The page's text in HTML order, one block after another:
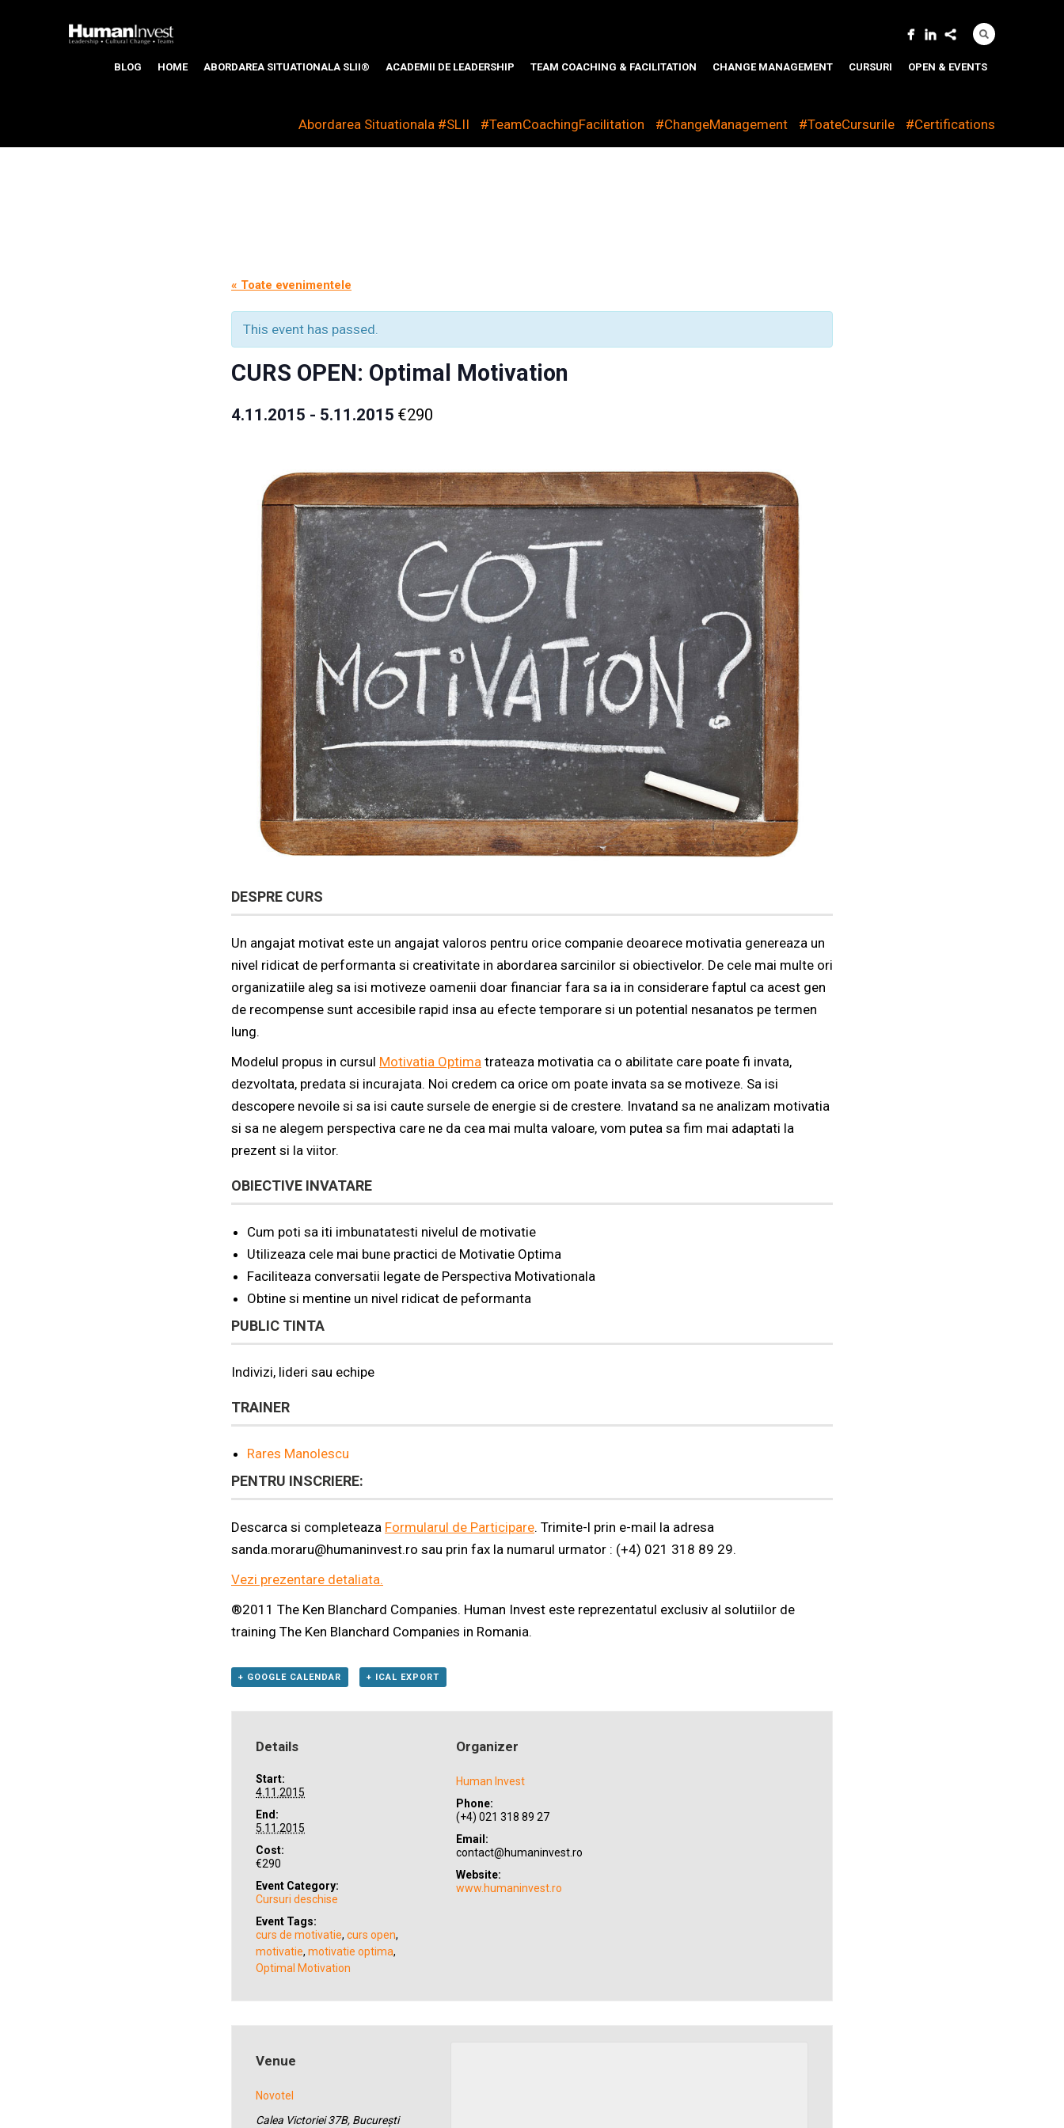
BLOG HOME ABORDAREA SITUATIONALA SLII® ACADEMII DE LEADERSHIP TEAM COACHING & FACILITATION CHANGE MANAGEMENT CURSURI OPEN & EVENTS
Abordarea Situationala #SLII #TeamCoachingFacilitation #ChangeManagement #ToateCursurile #Certifications
« Toate evenimentele
This event has passed.
CURS OPEN: Optimal Motivation
4.11.2015 - 5.11.2015 €290
DESPRE CURS
Un angajat motivat este un angajat valoros pentru orice companie deoarece motivatia genereaza un
nivel ridicat de performanta si creativitate in abordarea sarcinilor si obiectivelor. De cele mai multe ori
organizatiile aleg sa isi motiveze oamenii doar financiar fara sa ia in considerare faptul ca acest gen
de recompense sunt accesibile rapid insa au efecte temporare si un potential nesanatos pe termen
lung.
Modelul propus in cursul Motivatia Optima trateaza motivatia ca o abilitate care poate fi invata,
dezvoltata, predata si incurajata. Noi credem ca orice om poate invata sa se motiveze. Sa isi
descopere nevoile si sa isi caute sursele de energie si de crestere. Invatand sa ne analizam motivatia
si sa ne alegem perspectiva care ne da cea mai multa valoare, vom putea sa fim mai adaptati la
prezent si la viitor.
OBIECTIVE INVATARE
Cum poti sa iti imbunatatesti nivelul de motivatie
Utilizeaza cele mai bune practici de Motivatie Optima
Faciliteaza conversatii legate de Perspectiva Motivationala
Obtine si mentine un nivel ridicat de peformanta
PUBLIC TINTA
Indivizi, lideri sau echipe
TRAINER
Rares Manolescu
PENTRU INSCRIERE:
Descarca si completeaza Formularul de Participare. Trimite-l prin e-mail la adresa
sanda.moraru@humaninvest.ro sau prin fax la numarul urmator : (+4) 021 318 89 29.
Vezi prezentare detaliata.
®2011 The Ken Blanchard Companies. Human Invest este reprezentatul exclusiv al solutiilor de
training The Ken Blanchard Companies in Romania.
+ GOOGLE CALENDAR + ICAL EXPORT
Details
Start:
4.11.2015
End:
5.11.2015
Cost:
€290
Event Category:
Cursuri deschise
Event Tags:
curs de motivatie,curs open,
motivatie,motivatie optima,
Optimal Motivation
Organizer
Human Invest
Phone:
(+4) 021 318 89 27
Email:
contact@humaninvest.ro
Website:
www.humaninvest.ro
Venue
Novotel
Calea Victoriei 37B, București